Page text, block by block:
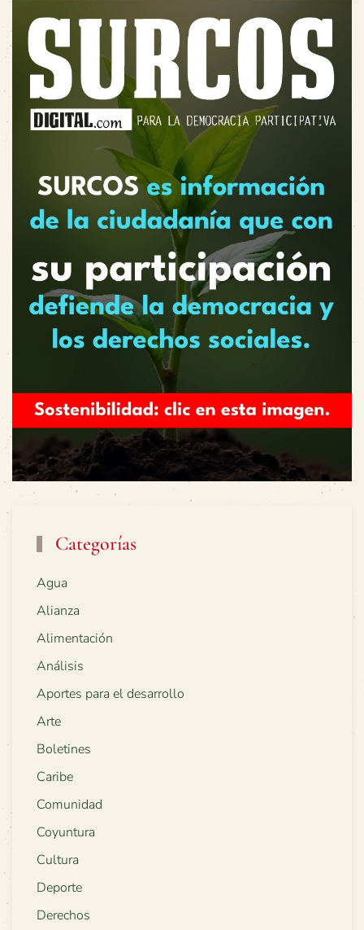
Categorías
Agua
Alianza
Alimentación
Análisis
Aportes para el desarrollo
Arte
Boletines
Caribe
Comunidad
Coyuntura
Cultura
Deporte
Derechos